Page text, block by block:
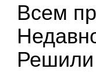
Всем
Решили